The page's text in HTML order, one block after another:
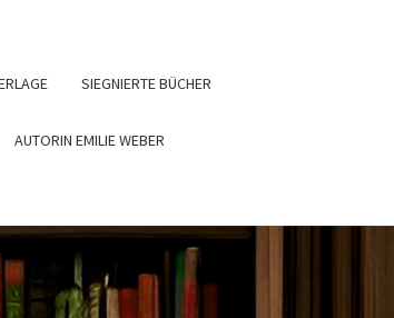
SIEGNIERTE BÜCHER
AUTORIN EMILIE WEBER